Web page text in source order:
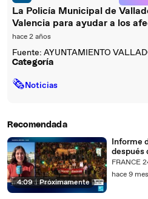
La Policía Municipal de
Valencia para ayudar a los
hace 2 años
Fuente: AYUNTAMIENTO
Categoría
🗞Noticias
Recomendada
4:09 | Próximamente
Informe
después
justicia
FRANCE
hace 9